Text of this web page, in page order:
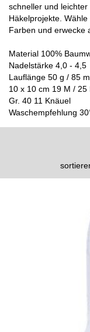
schneller und
Häkelprojekte.
Farben und erwecke
Material 100%
Nadelstärke 4,0 - 4,5
Lauflänge 50 g / 85 m
10 x 10 cm 19 M / 25
Gr. 40 11 Knäuel
Waschempfehlung